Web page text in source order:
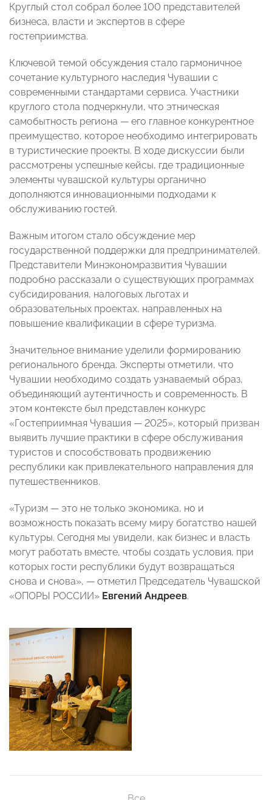
Круглый стол собрал более 100 представителей
бизнеса, власти и экспертов в сфере
гостеприимства.
Ключевой темой обсуждения стало гармоничное
сочетание культурного наследия Чувашии с
современными стандартами сервиса. Участники
круглого стола подчеркнули, что этническая
самобытность региона — его главное конкурентное
преимущество, которое необходимо интегрировать
в туристические проекты. В ходе дискуссии были
рассмотрены успешные кейсы, где традиционные
элементы чувашской культуры органично
дополняются инновационными подходами к
обслуживанию гостей.
Важным итогом стало обсуждение мер
государственной поддержки для предпринимателей.
Представители Минэкономразвития Чувашии
подробно рассказали о существующих программах
субсидирования, налоговых льготах и
образовательных проектах, направленных на
повышение квалификации в сфере туризма.
Значительное внимание уделили формированию
регионального бренда. Эксперты отметили, что
Чувашии необходимо создать узнаваемый образ,
объединяющий аутентичность и современность. В
этом контексте был представлен конкурс
«Гостеприимная Чувашия — 2025», который призван
выявить лучшие практики в сфере обслуживания
туристов и способствовать продвижению
республики как привлекательного направления для
путешественников.
«Туризм — это не только экономика, но и
возможность показать всему миру богатство нашей
культуры. Сегодня мы увидели, как бизнес и власть
могут работать вместе, чтобы создать условия, при
которых гости республики будут возвращаться
снова и снова», — отметил Председатель Чувашской
«ОПОРЫ РОССИИ» Евгений Андреев.